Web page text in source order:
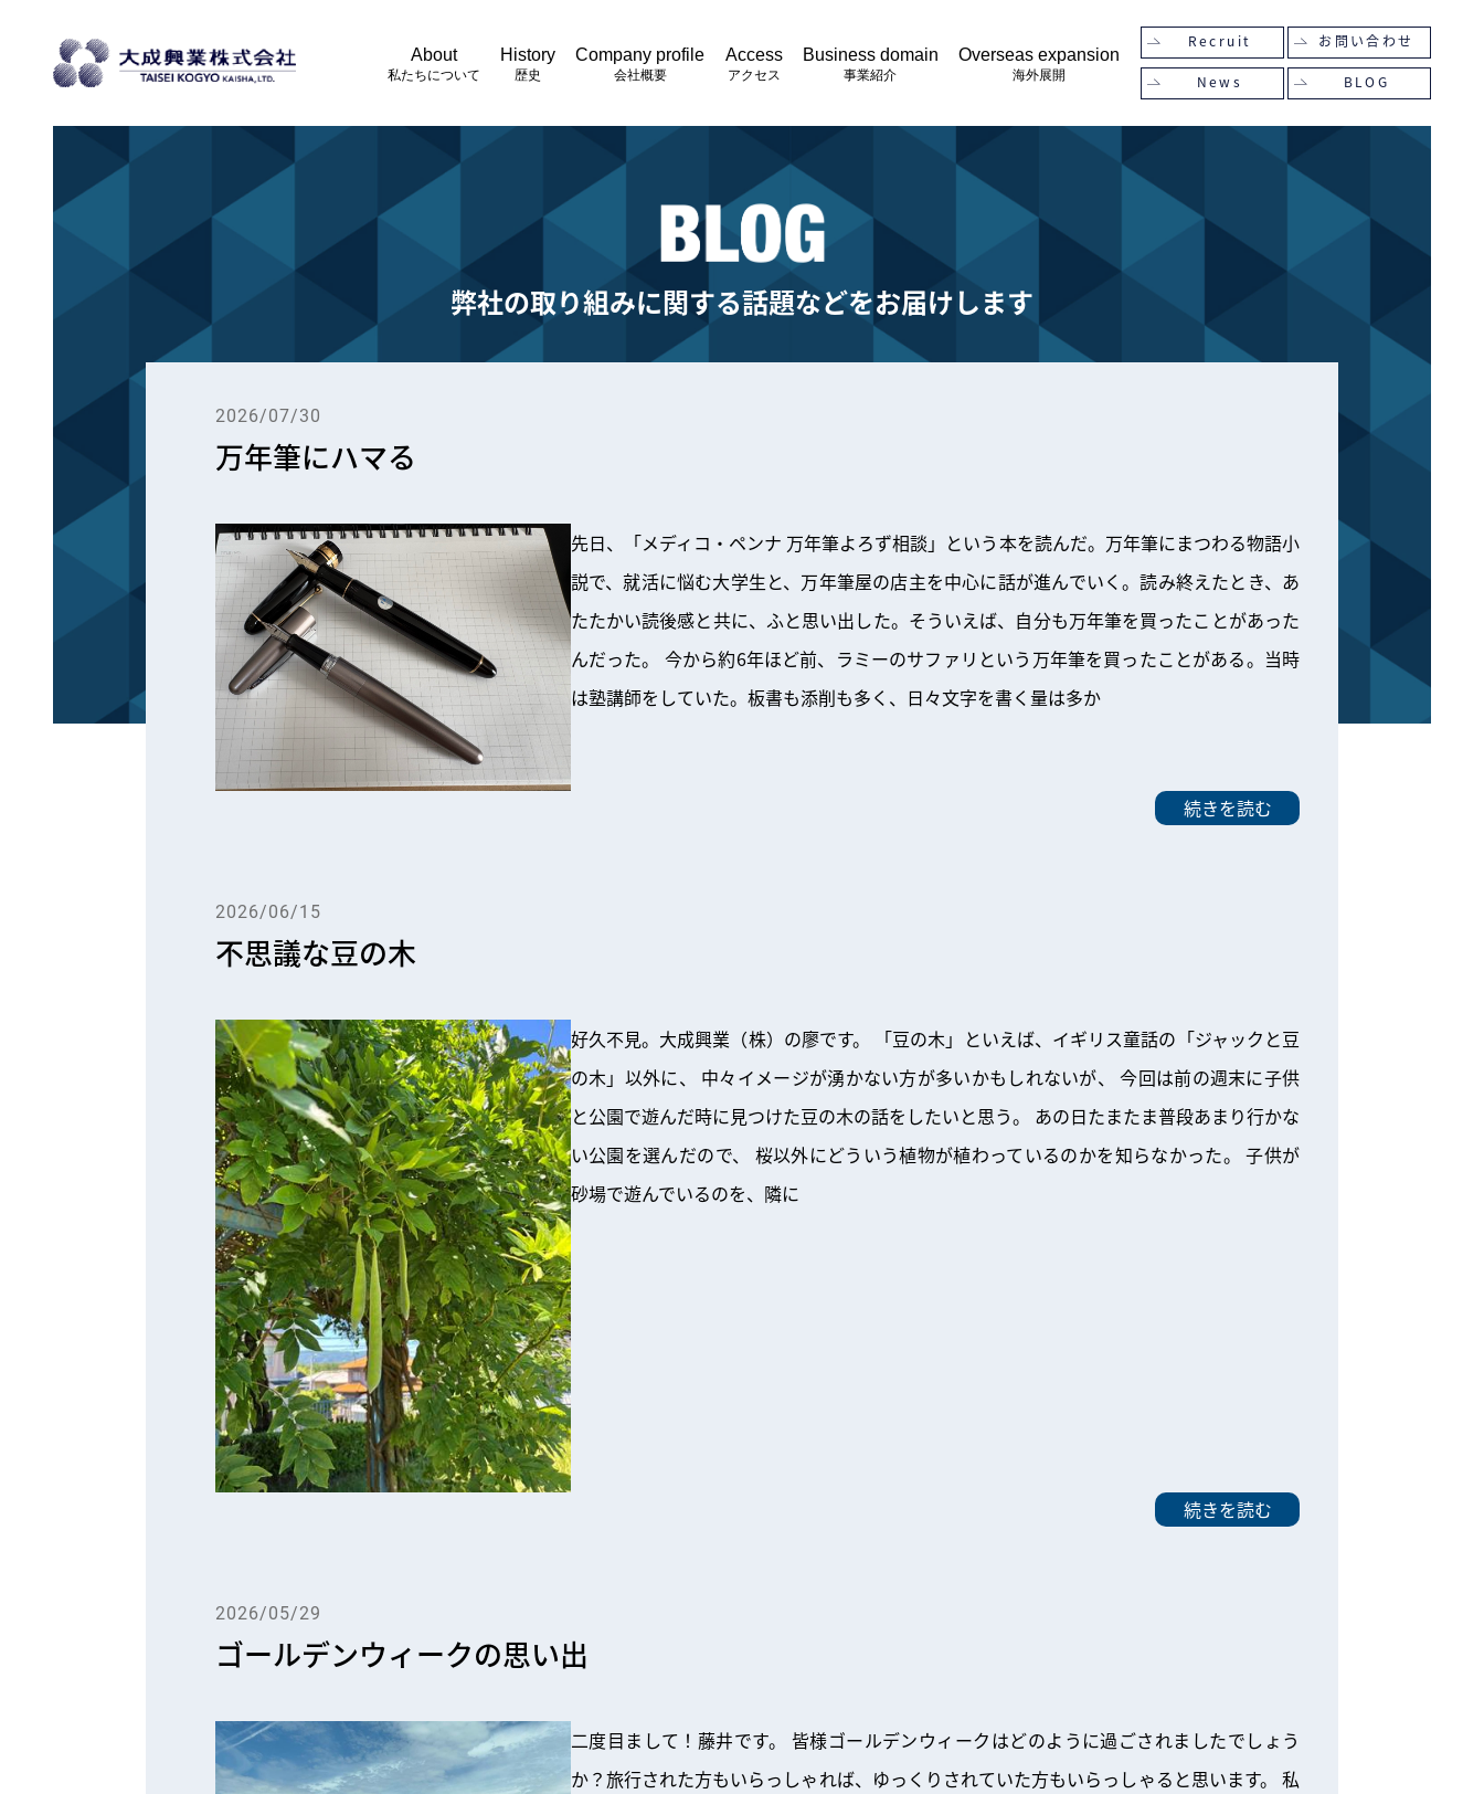
About
私たちについて
History
歴史
Company profile
会社概要
Access
アクセス
Business domain
事業紹介
Overseas expansion
海外展開
Recruit
News BLOG
お問い合わせ
弊社の取り組みに関する話題などをお届けします
2026/07/30
万年筆にハマる
先日、「メディコ・ペンナ 万年筆よろず相談」という本を読んだ。万年筆にまつわる物語小
説で、就活に悩む大学生と、万年筆屋の店主を中心に話が進んでいく。読み終えたとき、あ
たたかい読後感と共に、ふと思い出した。そういえば、自分も万年筆を買ったことがあった
んだった。 今から約6年ほど前、ラミーのサファリという万年筆を買ったことがある。当時
は塾講師をしていた。板書も添削も多く、日々文字を書く量は多か
続きを読む
2026/06/15
不思議な豆の木
好久不見。大成興業（株）の廖です。 「豆の木」といえば、イギリス童話の「ジャックと豆
の木」以外に、 中々イメージが湧かない方が多いかもしれないが、 今回は前の週末に子供
と公園で遊んだ時に見つけた豆の木の話をしたいと思う。 あの日たまたま普段あまり行かな
い公園を選んだので、 桜以外にどういう植物が植わっているのかを知らなかった。 子供が
砂場で遊んでいるのを、隣に
続きを読む
2026/05/29
ゴールデンウィークの思い出
二度目まして！藤井です。 皆様ゴールデンウィークはどのように過ごされましたでしょう
か？旅行された方もいらっしゃれば、ゆっくりされていた方もいらっしゃると思います。 私